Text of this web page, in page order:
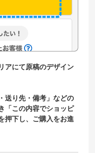
アにて原稿のデザイン
送り先・備考」などの
「この内容でショッピ
押下し、ご購入をお進